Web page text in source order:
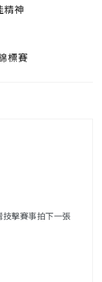
精神
標賽
擊賽事拍下一張